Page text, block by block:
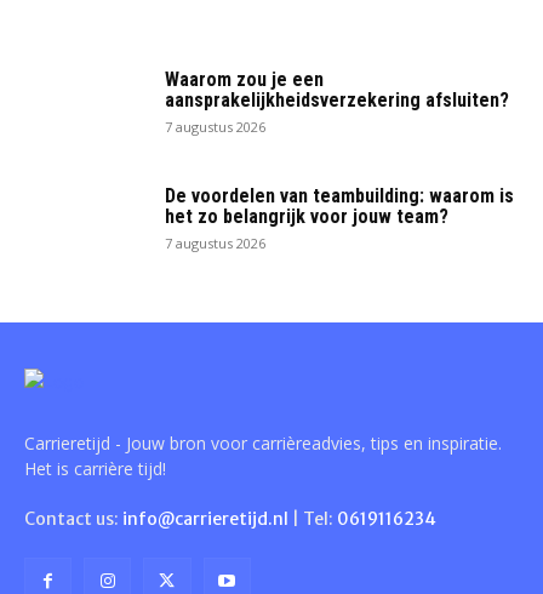
Waarom zou je een
aansprakelijkheidsverzekering afsluiten?
7 augustus 2026
De voordelen van teambuilding: waarom is
het zo belangrijk voor jouw team?
7 augustus 2026
Carrieretijd - Jouw bron voor carrièreadvies, tips en inspiratie.
Het is carrière tijd!
Contact us: info@carrieretijd.nl | Tel: 0619116234